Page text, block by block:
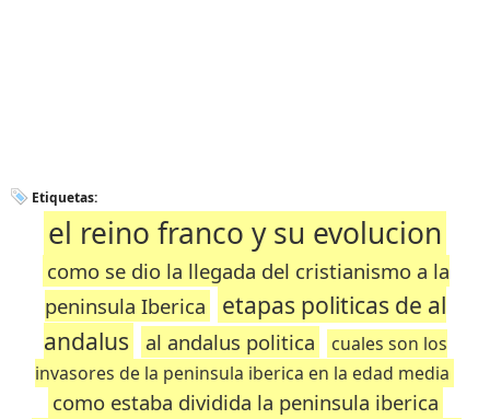
Etiquetas:
el reino franco y su evolucion
como se dio la llegada del cristianismo a la
peninsula Iberica
etapas politicas de al
andalus
al andalus politica
cuales son los
invasores de la peninsula iberica en la edad media
como estaba dividida la peninsula iberica